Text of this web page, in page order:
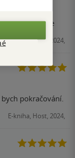
lidské duše
E-kniha, Host, 2024,
pokračování.
E-kniha, Host, 2024,